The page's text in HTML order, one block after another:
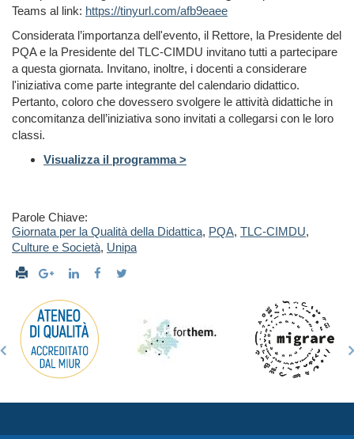
Teams al link: https://tinyurl.com/afb9eaee
Considerata l’importanza dell'evento, il Rettore, la Presidente del
PQA e la Presidente del TLC-CIMDU invitano tutti a partecipare
a questa giornata. Invitano, inoltre, i docenti a considerare
l'iniziativa come parte integrante del calendario didattico.
Pertanto, coloro che dovessero svolgere le attività didattiche in
concomitanza dell’iniziativa sono invitati a collegarsi con le loro
classi.
Visualizza il programma >
Parole Chiave:
Giornata per la Qualità della Didattica, PQA, TLC-CIMDU,
Culture e Società, Unipa